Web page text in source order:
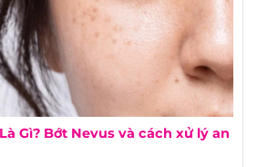
Gì? Bớt Nevus và cách xử lý an